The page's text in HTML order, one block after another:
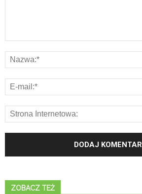
ZOBACZ TEŻ